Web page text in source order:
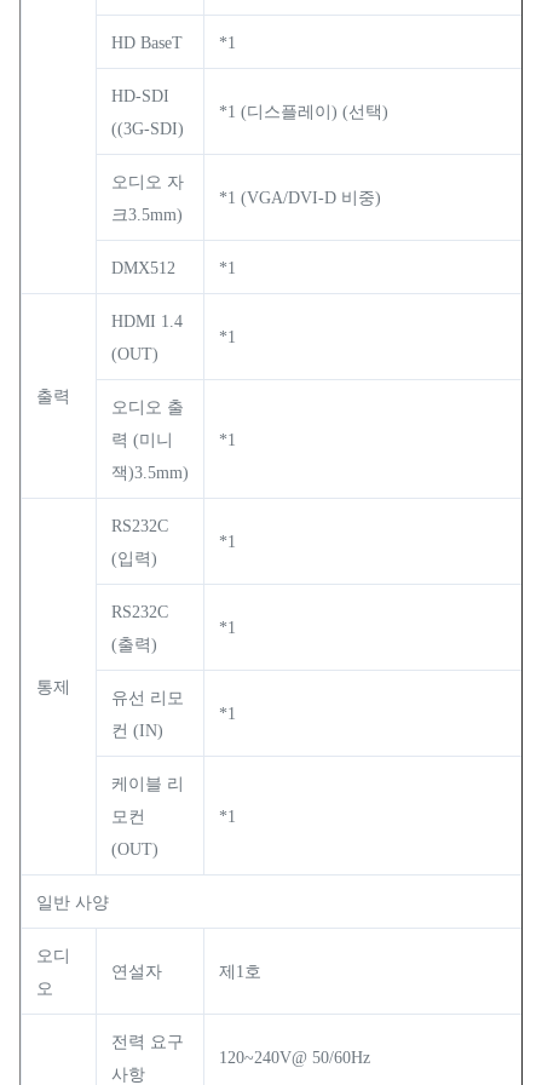
HD BaseT *1
HD-SDI
((3G-SDI)
*1 (디스플레이) (선택)
오디오 자
크3.5mm)
*1 (VGA/DVI-D 비중)
DMX512 *1
출력
HDMI 1.4
(OUT)
*1
오디오 출
력 (미니
잭)3.5mm)
*1
통제
RS232C
(입력)
*1
RS232C
(출력)
*1
유선 리모
컨 (IN)
*1
케이블 리
모컨
(OUT)
*1
일반 사양
오디
오
연설자 제1호
전력 요구
사항
120~240V@ 50/60Hz